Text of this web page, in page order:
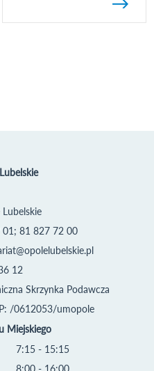
81 827 72 00
12
Skrzynka Podawcza
/0612053/umopole
Miejskiego
7:15 - 15:15
8:00 - 16:00